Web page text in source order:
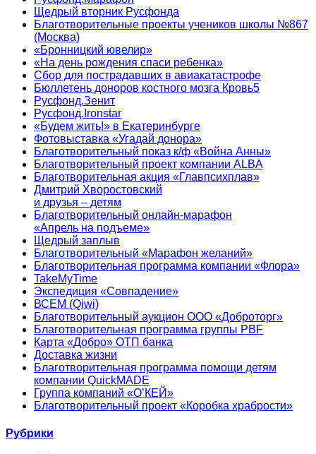
Щедрый вторник Русфонда
Благотворительные проекты учеников школы №867
(Москва)
«Бронницкий ювелир»
«На день рождения спаси ребенка»
Сбор для пострадавших в авиакатастрофе
Бюллетень доноров костного мозга Кровь5
Русфонд.Зенит
Русфонд.Ironstar
«Будем жить!» в Екатеринбурге
Фотовыставка «Угадай донора»
Благотворительный показ к/ф «Война Анны»
Благотворительный проект компании ALBA
Благотворительная акция «Главпсихплав»
Дмитрий Хворостовский
и друзья – детям
Благотворительный онлайн‑марафон
«Апрель на подъеме»
Щедрый заплыв
Благотворительный «Марафон желаний»
Благотворительная программа компании «Флора»
TakeMyTime
Экспедиция «Совпадение»
ВСЕМ (Qiwi)
Благотворительный аукцион ООО «Доброторг»
Благотворительная программа группы PBF
Карта «Добро» ОТП банка
Доставка жизни
Благотворительная программа помощи детям
компании QuickMADE
Группа компаний «О’КЕЙ»
Благотворительный проект «Коробка храбрости»
Рубрики